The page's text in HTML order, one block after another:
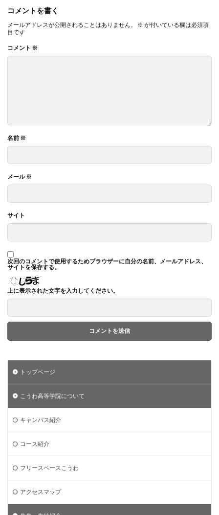
コメントを書く
メールアドレスが公開されることはありません。 ※ が付いている欄は必須項
目です
コメント ※
名前 ※
メール※
サイト
次回のコメントで使用するためブラウザーに自分の名前、メールアドレス、
サイトを保存する。
上に表示された文字を入力してください。
トップページ
こうわ高等学院について
キャンパス紹介
コース紹介
フリースペースこうわ
アクセスマップ